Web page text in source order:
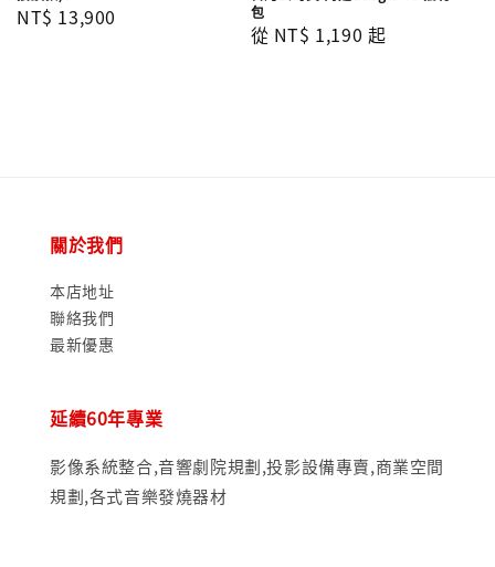
Regular
NT$ 13,900
包
Regular
從 NT$ 1,190 起
關於我們
本店地址
聯絡我們
最新優惠
延續60年專業
影像系統整合,音響劇院規劃,投影設備專賣,商業空間
規劃,各式音樂發燒器材